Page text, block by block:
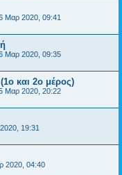
Μαρ 2020, 09:41
Μαρ 2020, 09:35
και 2ο μέρος)
Μαρ 2020, 20:22
19:31
2020, 04:40